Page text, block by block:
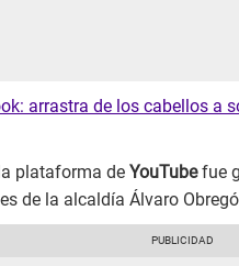
arrastra de los cabellos a
plataforma de YouTubefue
de la alcaldía Álvaro